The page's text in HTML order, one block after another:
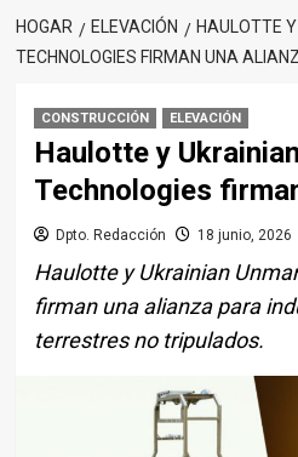
HOGAR ELEVACIÓN
HAULOTTE
TECHNOLOGIES FIRMAN UNA
CONSTRUCCIÓN ELEVACIÓN
Haulotte y
Technologies
Dpto. Redacción 18 junio, 2026
Haulotte y Ukrainian
firman una alianza para
terrestres no tripulados.